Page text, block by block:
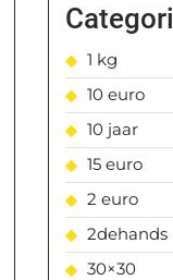
1 kg
10 euro
10 jaar
15 euro
2 euro
2dehands
30×30